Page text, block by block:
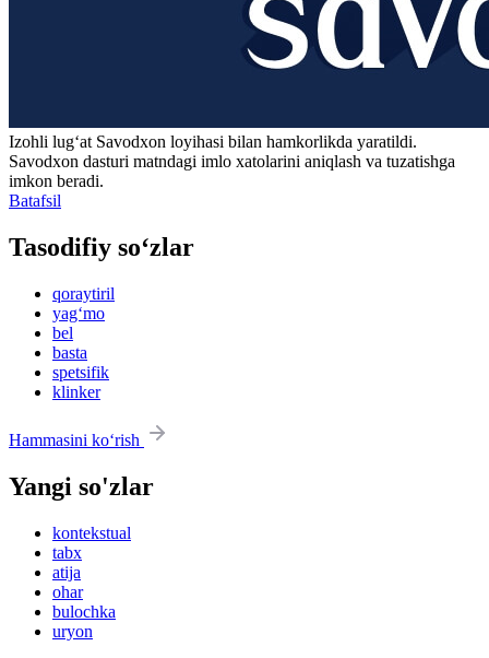
Izohli lugʻat Savodxon loyihasi bilan hamkorlikda yaratildi.
Savodxon dasturi matndagi imlo xatolarini aniqlash va tuzatishga
imkon beradi.
Batafsil
Tasodifiy so‘zlar
qoraytiril
yag‘mo
bel
basta
spetsifik
klinker
Hammasini ko‘rish
Yangi so'zlar
kontekstual
tabx
atija
ohar
bulochka
uryon